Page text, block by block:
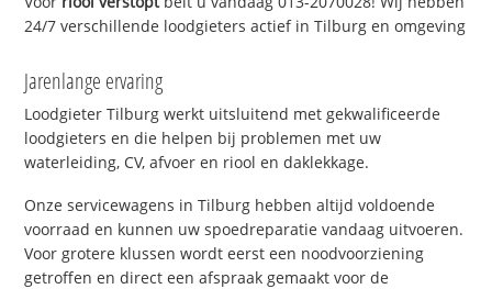
24/7 verschillende loodgieters actief in Tilburg en omgeving
Jarenlange ervaring
Loodgieter Tilburg werkt uitsluitend met gekwalificeerde
loodgieters en die helpen bij problemen met uw
waterleiding, CV, afvoer en riool en daklekkage.
Onze servicewagens in Tilburg hebben altijd voldoende
voorraad en kunnen uw spoedreparatie vandaag uitvoeren.
Voor grotere klussen wordt eerst een noodvoorziening
getroffen en direct een afspraak gemaakt voor de